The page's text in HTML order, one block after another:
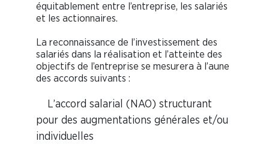
équitablement entre l’entreprise, les salariés
et les actionnaires.
La reconnaissance de l’investissement des
salariés dans la réalisation et l’atteinte des
objectifs de l’entreprise se mesurera à l’aune
des accords suivants :
L’accord salarial (NAO) structurant
pour des augmentations générales et/ou
individuelles